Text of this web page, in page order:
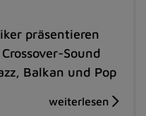
präsentieren
Sound
Balkan und Pop